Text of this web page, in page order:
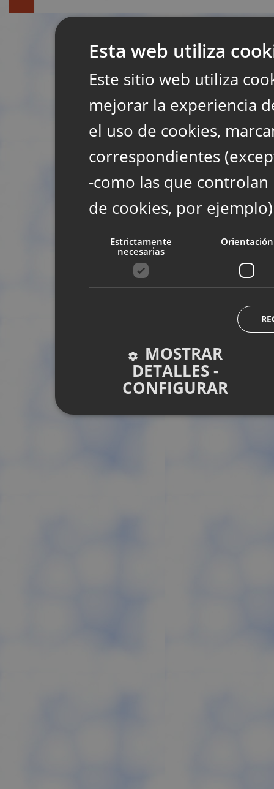
Esta web utiliza
Este sitio web utiliza
mejorar la experiencia
el uso de cookies,
correspondientes
-como las que
de cookies, por
Estrictamente
necesarias
Orientación
MOSTRAR
DETALLES -
CONFIGURAR